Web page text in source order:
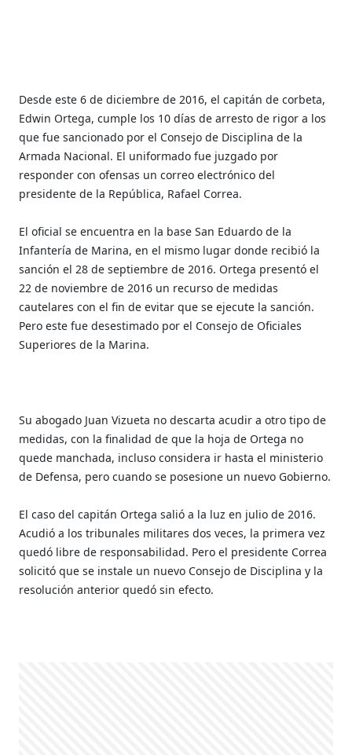
Desde este 6 de diciembre de 2016, el capitán de corbeta,
Edwin Ortega, cumple los 10 días de arresto de rigor a los
que fue sancionado por el Consejo de Disciplina de la
Armada Nacional. El uniformado fue juzgado por
responder con ofensas un correo electrónico del
presidente de la República, Rafael Correa.
El oficial se encuentra en la base San Eduardo de la
Infantería de Marina, en el mismo lugar donde recibió la
sanción el 28 de septiembre de 2016. Ortega presentó el
22 de noviembre de 2016 un recurso de medidas
cautelares con el fin de evitar que se ejecute la sanción.
Pero este fue desestimado por el Consejo de Oficiales
Superiores de la Marina.
Su abogado Juan Vizueta no descarta acudir a otro tipo de
medidas, con la finalidad de que la hoja de Ortega no
quede manchada, incluso considera ir hasta el ministerio
de Defensa, pero cuando se posesione un nuevo Gobierno.
El caso del capitán Ortega salió a la luz en julio de 2016.
Acudió a los tribunales militares dos veces, la primera vez
quedó libre de responsabilidad. Pero el presidente Correa
solicitó que se instale un nuevo Consejo de Disciplina y la
resolución anterior quedó sin efecto.